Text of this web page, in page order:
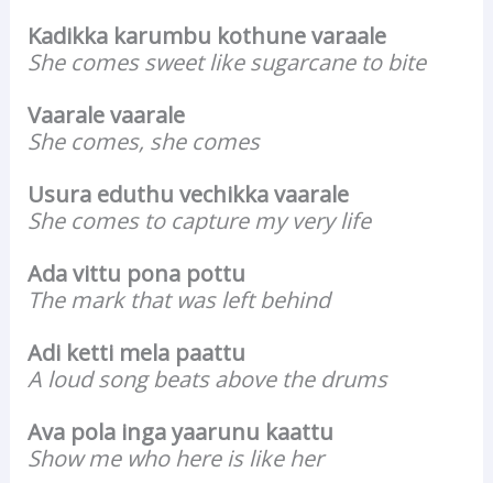
Kadikka karumbu kothune varaale
She comes sweet like sugarcane to bite
Vaarale vaarale
She comes, she comes
Usura eduthu vechikka vaarale
She comes to capture my very life
Ada vittu pona pottu
The mark that was left behind
Adi ketti mela paattu
A loud song beats above the drums
Ava pola inga yaarunu kaattu
Show me who here is like her